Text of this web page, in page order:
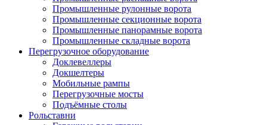
Промышленные рулонные ворота
Промышленные секционные ворота
Промышленные панорамные ворота
Промышленные складные ворота
Перегрузочное оборудование
Доклевеллеры
Докшелтеры
Мобильные рампы
Перегрузочные мосты
Подъёмные столы
Рольставни